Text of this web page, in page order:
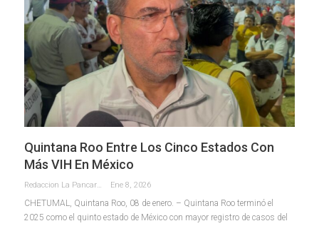
Quintana Roo Entre Los Cinco Estados Con
Más VIH En México
Redaccion La Pancarta De Quintana Roo Ene 8, 2026
CHETUMAL, Quintana Roo, 08 de enero. – Quintana Roo terminó el
2025 como el quinto estado de México con mayor registro de casos del